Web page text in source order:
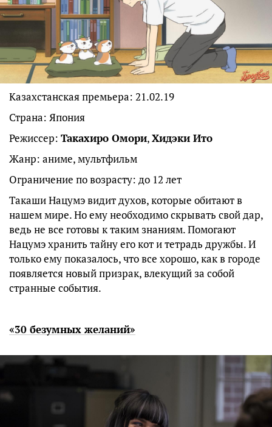
Казахстанская премьера: 21.02.19
Страна: Япония
Режиссер: Такахиро Омори,Хидэки Ито
Жанр: аниме, мультфильм
Ограничение по возрасту: до 12 лет
Такаши Нацумэ видит духов, которые обитают в
нашем мире. Но ему необходимо скрывать свой дар,
ведь не все готовы к таким знаниям. Помогают
Нацумэ хранить тайну его кот и тетрадь дружбы. И
только ему показалось, что все хорошо, как в городе
появляется новый призрак, влекущий за собой
странные события.
«30 безумных желаний»